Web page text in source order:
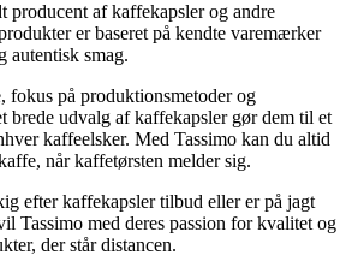
producent af kaffekapsler og andre
er baseret på kendte varemærker
autentisk smag.
fokus på produktionsmetoder og
brede udvalg af kaffekapsler gør dem til et
kaffeelsker. Med Tassimo kan du altid
når kaffetørsten melder sig.
efter kaffekapsler tilbud eller er på jagt
Tassimo med deres passion for kvalitet og
der står distancen.